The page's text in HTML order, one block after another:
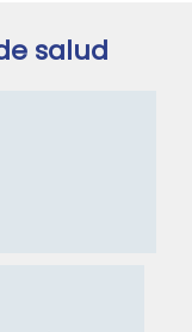
salud